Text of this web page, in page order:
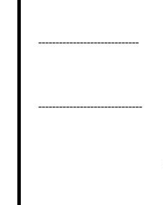
-----------------------------
------------------------------